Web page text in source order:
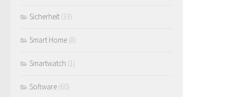
Sicherheit (33)
Smart Home (8)
Smartwatch (1)
Software (60)